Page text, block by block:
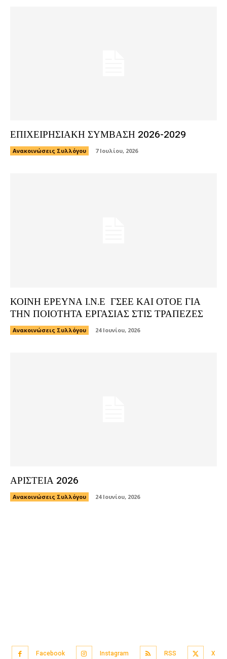
ΕΠΙΧΕΙΡΗΣΙΑΚΗ ΣΥΜΒΑΣΗ 2026-2029
Ανακοινώσεις Συλλόγου 7 Ιουλίου, 2026
ΚΟΙΝΗ ΕΡΕΥΝΑ Ι.Ν.Ε ΓΣΕΕ ΚΑΙ ΟΤΟΕ ΓΙΑ
ΤΗΝ ΠΟΙΟΤΗΤΑ ΕΡΓΑΣΙΑΣ ΣΤΙΣ ΤΡΑΠΕΖΕΣ
Ανακοινώσεις Συλλόγου 24 Ιουνίου, 2026
ΑΡΙΣΤΕΙΑ 2026
Ανακοινώσεις Συλλόγου 24 Ιουνίου, 2026
Facebook Instagram RSS X